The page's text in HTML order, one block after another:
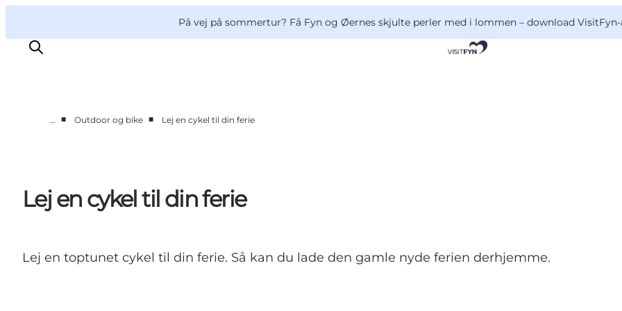
På vej på sommertur? Få Fyn og Øernes skjulte perler med i lommen – download
Mad og drikke
Overnatning
… ■ Outdoor og bike ■ Lej en cykel til din ferie
Lej en cykel til din ferie
Lej en toptunet cykel til din ferie. Så kan du lade den gamle nyde ferien derhjemme.